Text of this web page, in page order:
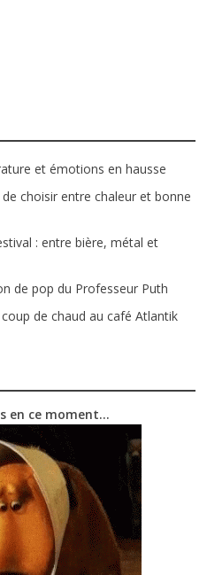
et émotions en hausse
choisir entre chaleur et bonne
: entre bière, métal et
de pop du Professeur Puth
de chaud au café Atlantik
en ce moment…